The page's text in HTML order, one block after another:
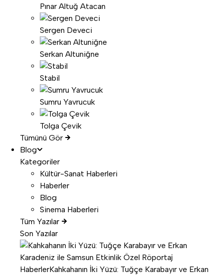
Pınar Altuğ Atacan
Sergen Deveci
Serkan Altuniğne
Stabil
Sumru Yavrucuk
Tolga Çevik
Tümünü Gör
Blog
Kategoriler
Kültür-Sanat Haberleri
Haberler
Blog
Sinema Haberleri
Tüm Yazılar
Son Yazılar
HaberlerKahkahanın İki Yüzü: Tuğçe Karabayır ve Erkan